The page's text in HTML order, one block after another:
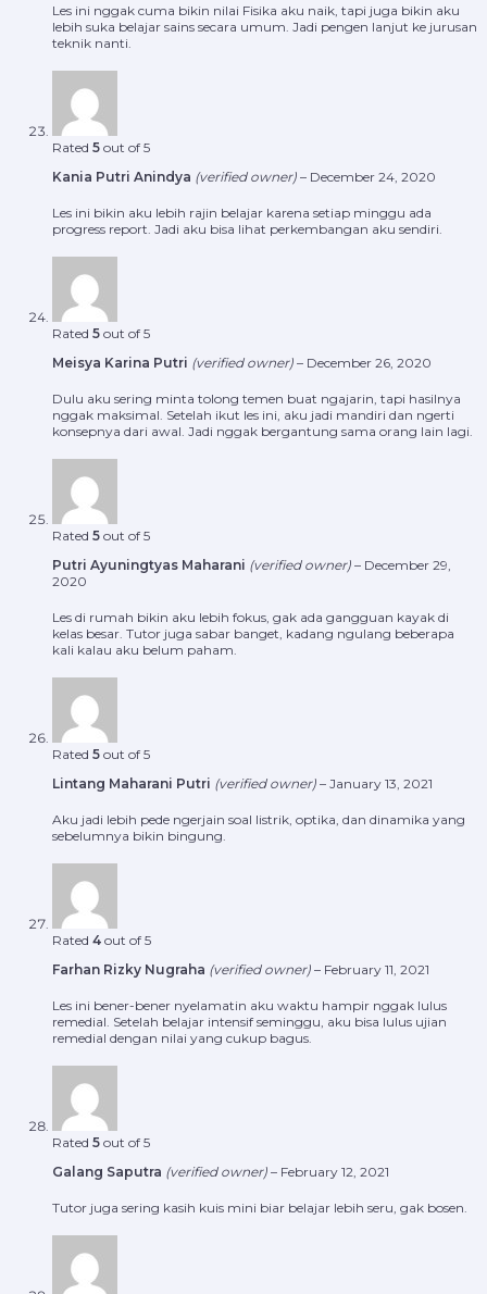
Les ini nggak cuma bikin nilai Fisika aku naik, tapi juga bikin aku
lebih suka belajar sains secara umum. Jadi pengen lanjut ke jurusan
teknik nanti.
Rated 5 out of 5
Kania Putri Anindya (verified owner) – December 24, 2020
Les ini bikin aku lebih rajin belajar karena setiap minggu ada
progress report. Jadi aku bisa lihat perkembangan aku sendiri.
Rated 5 out of 5
Meisya Karina Putri (verified owner) – December 26, 2020
Dulu aku sering minta tolong temen buat ngajarin, tapi hasilnya
nggak maksimal. Setelah ikut les ini, aku jadi mandiri dan ngerti
konsepnya dari awal. Jadi nggak bergantung sama orang lain lagi.
Rated 5 out of 5
Putri Ayuningtyas Maharani (verified owner) – December 29,
2020
Les di rumah bikin aku lebih fokus, gak ada gangguan kayak di
kelas besar. Tutor juga sabar banget, kadang ngulang beberapa
kali kalau aku belum paham.
Rated 5 out of 5
Lintang Maharani Putri (verified owner) – January 13, 2021
Aku jadi lebih pede ngerjain soal listrik, optika, dan dinamika yang
sebelumnya bikin bingung.
Rated 4 out of 5
Farhan Rizky Nugraha (verified owner) – February 11, 2021
Les ini bener-bener nyelamatin aku waktu hampir nggak lulus
remedial. Setelah belajar intensif seminggu, aku bisa lulus ujian
remedial dengan nilai yang cukup bagus.
Rated 5 out of 5
Galang Saputra (verified owner) – February 12, 2021
Tutor juga sering kasih kuis mini biar belajar lebih seru, gak bosen.